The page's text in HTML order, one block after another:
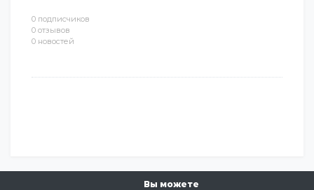
0 подписчиков
0 отзывов
0 новостей
Вы можете